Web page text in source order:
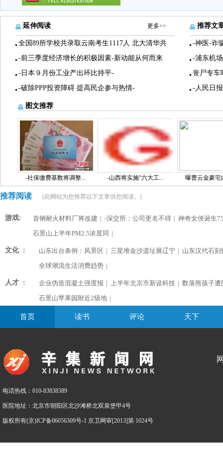
延伸阅读 更多>>
全国89所学校共录取云南考生1117人 北大清华共
-前三季度经济增长的积极因素-新动能从何而来
-日本９月份工业产出环比持平-
-破除PPP投资障碍 提高民企参与热情-
推荐文
-神医-诈
-浦东机
丧尸专车
-人民日
图文推荐
-社保缴费基数将调整... -山西将实施“六大工... 曝曹云金豪宅
推荐阅读 (此网站为您推荐以下文章供您阅读。)
游戏: 首钢耐火材料厂将改建 | -深交所：公司更名不得 | 神奇女侠诞生
石景山上半年PM2.5浓度同 |
文化 : 山东出台条例：风景区 | 三星堆金沙遗址展辽宁 | 山东汉代石刻
全球潮流生活消费趋势 |
人才 : 企业伪造混凝土强度报 | 上半年北京市新设科技 | 数落熊孩子遭
石景山苹果园附近2级地 |
首页 读书 评论 天下
电话热线：010-83838389
医院地址：北京市朝阳区北沙滩桥北双泉堡甲4号
版权所有(京)ICP备06056309号-1 京卫网审[2013]第 1024号